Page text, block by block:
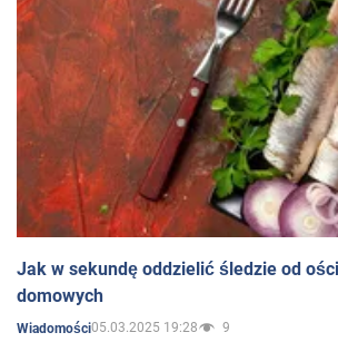
Jak w sekundę oddzielić śledzie od
domowych
Wiadomości05.03.2025 19:28 9